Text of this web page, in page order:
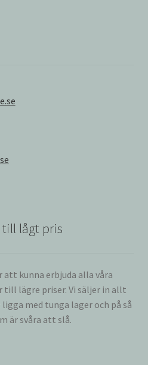
lågt pris
att kunna erbjuda alla våra
till lägre priser. Vi säljer in allt
med tunga lager och på så
är svåra att slå.